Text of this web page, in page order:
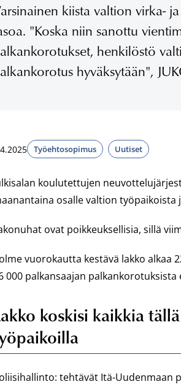
kiista valtion virka-
"Koska niin sanottu
henkilöstö
hyväksytään",
Työehtosopimus Uutiset
koulutettujen
osalle valtion työpaikoista
ovat poikkeuksellisia, sillä
vuorokautta kestävä lakko alkaa
000 palkansaajan
koskisi kaikkia
tehtävät Itä-Uudenmaan